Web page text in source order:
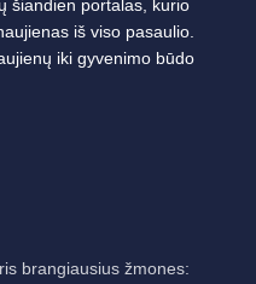
šiandien portalas, kurio
iš viso pasaulio.
iki gyvenimo būdo
brangiausius žmones: